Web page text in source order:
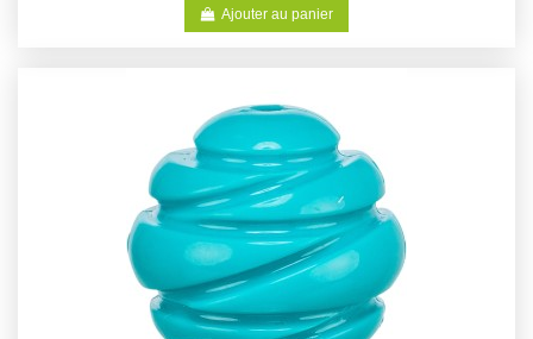
Ajouter au panier